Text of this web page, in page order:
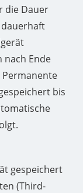
die Dauer
dauerhaft
nach Ende
bis
gespeichert
(Third-